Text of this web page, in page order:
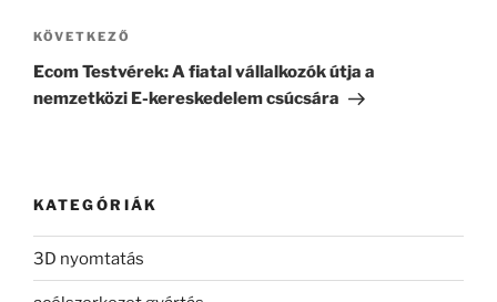
Következő
bejegyzés
KÖVETKEZŐ
Ecom Testvérek: A fiatal vállalkozók útja a
nemzetközi E-kereskedelem csúcsára
KATEGÓRIÁK
3D nyomtatás